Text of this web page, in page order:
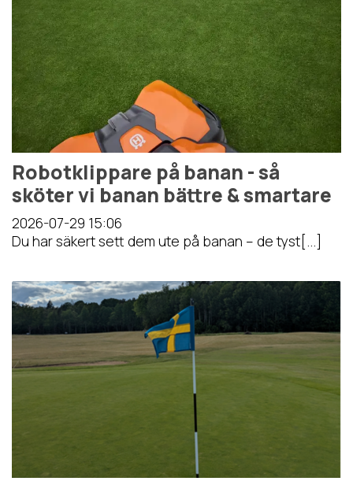
Robotklippare på banan - så
sköter vi banan bättre & smartare
2026-07-29 15:06
Du har säkert sett dem ute på banan – de tyst[...]